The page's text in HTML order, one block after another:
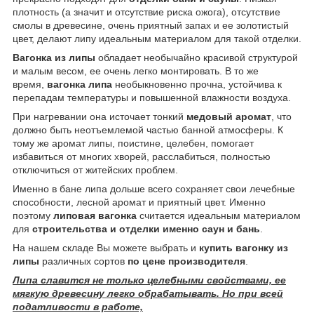
плотность (а значит и отсутствие риска ожога), отсутствие
смолы в древесине, очень приятный запах и ее золотистый
цвет, делают липу идеальным материалом для такой отделки.
Вагонка из липы обладает необычайно красивой структурой
и малым весом, ее очень легко монтировать. В то же
время, вагонка липа необыкновенно прочна, устойчива к
перепадам температуры и повышенной влажности воздуха.
При нагревании она источает тонкий медовый аромат , что
должно быть неотъемлемой частью банной атмосферы. К
тому же аромат липы, поистине, целебен, помогает
избавиться от многих хворей, расслабиться, полностью
отключиться от житейских проблем.
Именно в бане липа дольше всего сохраняет свои лечебные
способности, лесной аромат и приятный цвет. Именно
поэтому липовая вагонка считается идеальным материалом
для строительства и отделки именно саун и бань
На нашем складе Вы можете выбрать и купить вагонку из
липы различных сортов по цене производителя
Липа славится не только целебными свойствами, ее
мягкую древесину легко обрабатывать. Но при всей
податливости в работе,